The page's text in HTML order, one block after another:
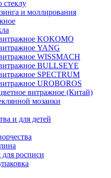
стеклу
и моллирования
KOKOMO
YANG
WISSMACH
BULLSEYE
SPECTRUM
UROBOROS
витражное (Китай)
мозаики
и для детей
для росписи